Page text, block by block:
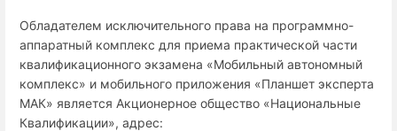
Обладателем исключительного права на программно-
аппаратный комплекс для приема практической части
квалификационного экзамена «Мобильный автономный
комплекс» и мобильного приложения «Планшет эксперта
МАК» является Акционерное общество «Национальные
Квалификации», адрес: